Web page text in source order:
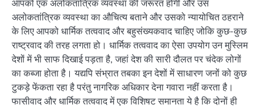
आपको एक अलोकतांत्रिक व्यवस्था की जरूरत होगी और उस
अलोकतांत्रिक व्यवस्था का औचित्य बताने और उसको न्यायोचित ठहराने
के लिए आपको धार्मिक तत्ववाद और बहुसंख्यकवाद चाहिए जोकि कुछ-कुछ
राष्ट्रवाद की तरह लगता हो। धार्मिक तत्ववाद का ऐसा उपयोग उन मुस्लिम
देशों में भी साफ दिखाई पड़ता है, जहां देश की सारी दौलत पर चंदेक लोगों
का कब्जा होता है। यद्यपि संभ्रात तबका इन देशों में साधारण जनों को कुछ
टुकड़े फेंकता रहा है परंतु नागरिक अधिकार देना गवारा नहीं करता है।
फासीवाद और धार्मिक तत्ववाद में एक विशिषट समानता ये है कि दोनों ही